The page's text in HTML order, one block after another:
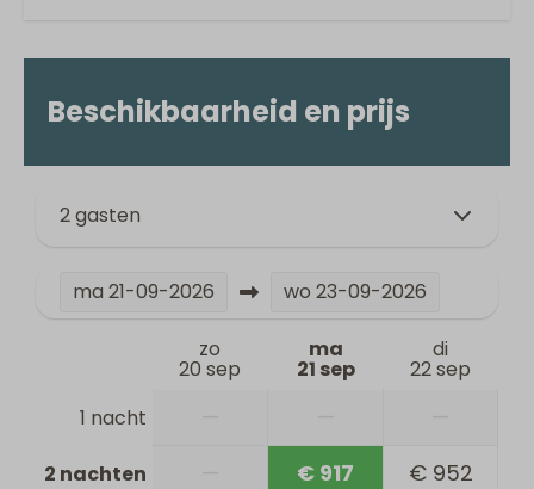
Beschikbaarheid en prijs
2 gasten
ma 21-09-2026 wo 23-09-2026
zo
20 sep
ma
21 sep
di
22 sep
1 nacht
2 nachten € 917 € 952